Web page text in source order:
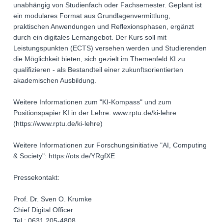
unabhängig von Studienfach oder Fachsemester. Geplant ist
ein modulares Format aus Grundlagenvermittlung,
praktischen Anwendungen und Reflexionsphasen, ergänzt
durch ein digitales Lernangebot. Der Kurs soll mit
Leistungspunkten (ECTS) versehen werden und Studierenden
die Möglichkeit bieten, sich gezielt im Themenfeld KI zu
qualifizieren - als Bestandteil einer zukunftsorientierten
akademischen Ausbildung.
Weitere Informationen zum "KI-Kompass" und zum
Positionspapier KI in der Lehre: www.rptu.de/ki-lehre
(https://www.rptu.de/ki-lehre)
Weitere Informationen zur Forschungsinitiative "AI, Computing
& Society": https://ots.de/YRgfXE
Pressekontakt:
Prof. Dr. Sven O. Krumke
Chief Digital Officer